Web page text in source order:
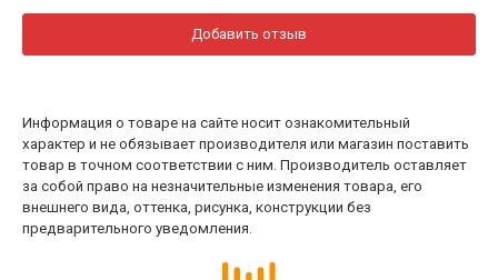
Добавить отзыв
Информация о товаре на сайте носит ознакомительный
характер и не обязывает производителя или магазин поставить
товар в точном соответствии с ним. Производитель оставляет
за собой право на незначительные изменения товара, его
внешнего вида, оттенка, рисунка, конструкции без
предварительного уведомления.